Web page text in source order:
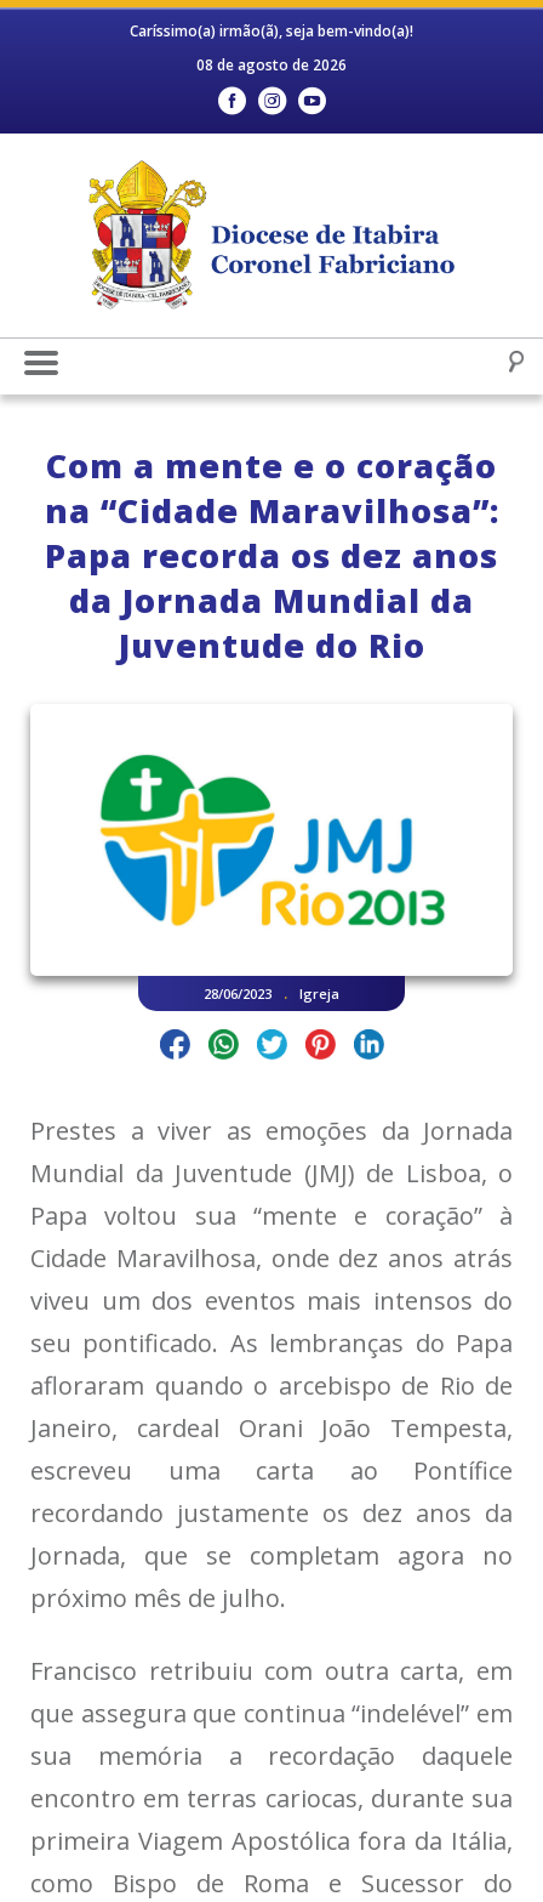
Caríssimo(a) irmão(ã), seja bem-vindo(a)!
08 de agosto de 2026
Com a mente e o coração
na “Cidade Maravilhosa”:
Papa recorda os dez anos
da Jornada Mundial da
Juventude do Rio
28/06/2023 . Igreja
Prestes a viver as emoções da Jornada
Mundial da Juventude (JMJ) de Lisboa, o
Papa voltou sua “mente e coração” à
Cidade Maravilhosa, onde dez anos atrás
viveu um dos eventos mais intensos do
seu pontificado. As lembranças do Papa
afloraram quando o arcebispo de Rio de
Janeiro, cardeal Orani João Tempesta,
escreveu uma carta ao Pontífice
recordando justamente os dez anos da
Jornada, que se completam agora no
próximo mês de julho.
Francisco retribuiu com outra carta, em
que assegura que continua “indelével” em
sua memória a recordação daquele
encontro em terras cariocas, durante sua
primeira Viagem Apostólica fora da Itália,
como Bispo de Roma e Sucessor do